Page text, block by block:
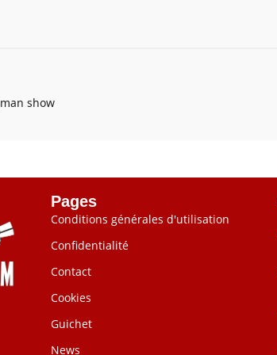
show
Pages
Conditions générales d'utilisation
Confidentialité
Contact
Cookies
Guichet
News